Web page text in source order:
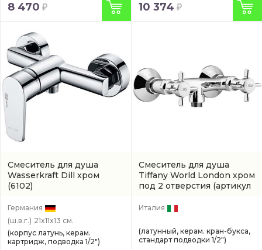
8 470 10 374
Смеситель для душа
Wasserkraft Dill хром
(6102)
Германия
(ш.в.г.) 21x11x13 см.
(корпус латунь, керам.
картридж, подводка 1/2")
Смеситель для душа
Tiffany World London хром
под 2 отверстия (артикул
Италия
(латунный, керам. кран-букса,
стандарт подводки 1/2")